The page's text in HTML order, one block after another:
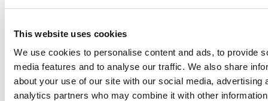
This website uses cookies
We use cookies to personalise content and ads, to provide
media features and to analyse our traffic. We also share
about your use of our site with our social media, advertising
analytics partners who may combine it with other
fra Pr./Stk.
KR50,00